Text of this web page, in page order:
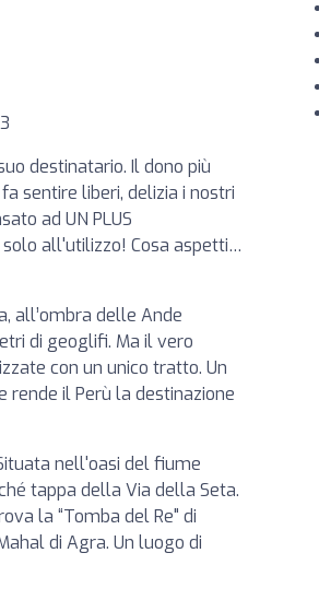
destinatario. Il dono più
sentire liberi, delizia i nostri
ad UN PLUS
solo all'utilizzo! Cosa aspetti…
all’ombra delle Ande
di geoglifi. Ma il vero
con un unico tratto. Un
il Perù la destinazione
nell'oasi del fiume
tappa della Via della Seta.
la “Tomba del Re" di
di Agra. Un luogo di